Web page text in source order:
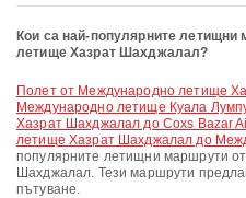
Кои са най-популярните
летище Хазрат Шахджалал?
полет от Международно летище Хазрат Шахджалал до
Международно летище Куала
Хазрат Шахджалал до Coxs Bazar
летище Хазрат Шахджалал до
популярните летищни маршрути
Шахджалал. Тези маршрути
пътуване.